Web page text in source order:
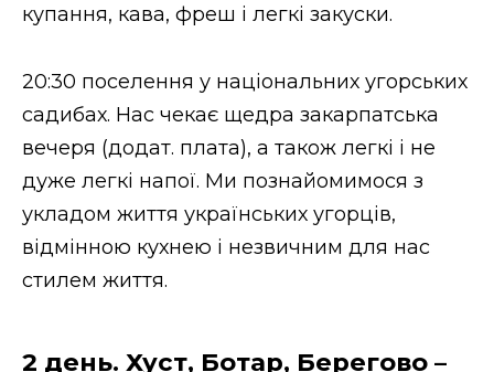
купання, кава, фреш і легкі закуски.
20:30 поселення у національних угорських
садибах. Нас чекає щедра закарпатська
вечеря (додат. плата), а також легкі і не
дуже легкі напої. Ми познайомимося з
укладом життя українських угорців,
відмінною кухнею і незвичним для нас
стилем життя.
2 день. Хуст, Ботар, Берегово –